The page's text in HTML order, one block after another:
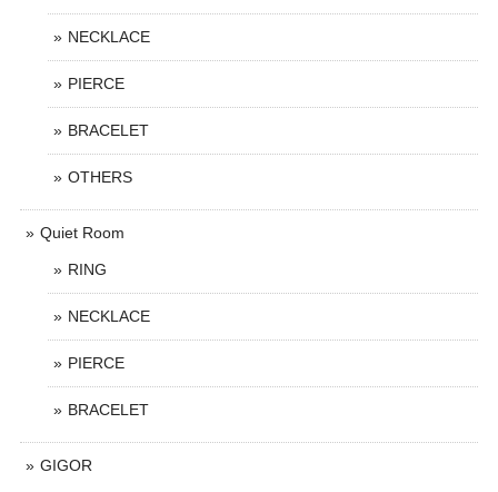
NECKLACE
PIERCE
BRACELET
OTHERS
Quiet Room
RING
NECKLACE
PIERCE
BRACELET
GIGOR